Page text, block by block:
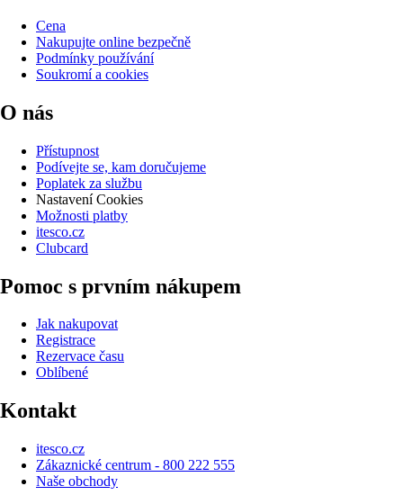
Cena
Nakupujte online bezpečně
Podmínky používání
Soukromí a cookies
O nás
Přístupnost
Podívejte se, kam doručujeme
Poplatek za službu
Nastavení Cookies
Možnosti platby
itesco.cz
Clubcard
Pomoc s prvním nákupem
Jak nakupovat
Registrace
Rezervace času
Oblíbené
Kontakt
itesco.cz
Zákaznické centrum - 800 222 555
Naše obchody